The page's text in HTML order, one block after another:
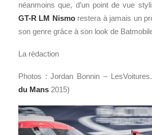
néanmoins que, d’un point de vue
GT-R LM Nismorestera à jamais un
son genre grâce à son look de
La rédaction
Photos : Jordan Bonnin –
du Mans 2015)